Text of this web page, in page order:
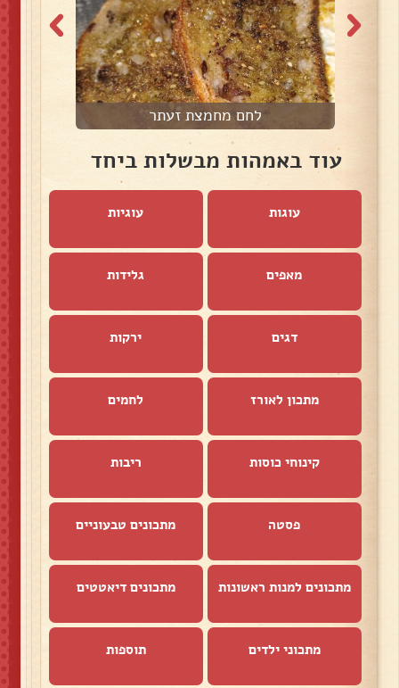
לחם מחמצת זעתר
עוד באמהות מבשלות ביחד
עוגות עוגיות
מאפים גלידות
דגים ירקות
מתכון לאורז לחמים
קינוחי כוסות ריבות
פסטה מתכונים טבעוניים
מתכונים למנות ראשונות מתכונים דיאטטים
מתכוני ילדים תוספות